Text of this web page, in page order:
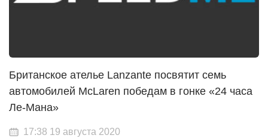
Британское ателье Lanzante посвятит семь
автомобилей McLaren победам в гонке «24 часа
Ле-Мана»
17:38 19 августа 2020